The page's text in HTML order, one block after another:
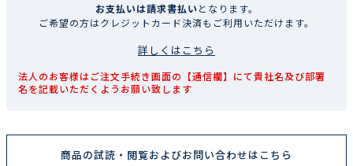
お支払いは請求書払いとなります。
ご希望の方はクレジットカード決済もご利用いただけます。
詳しくはこちら
法人のお客様はご注文手続き画面の【通信欄】にて貴社名及び部署
名を記載いただくようお願い致します
商品の試読・閲覧およびお問い合わせはこちら